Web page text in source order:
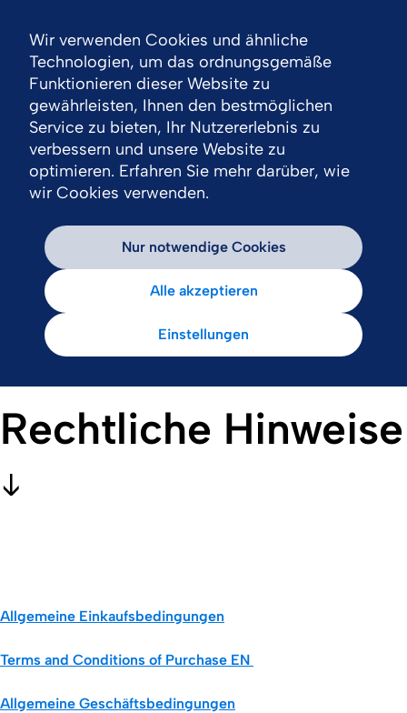
Rechtliche Hinweise
Allgemeine Einkaufsbedingungen
Terms and Conditions of Purchase EN
Allgemeine Geschäftsbedingungen
Wir verwenden Cookies und ähnliche
Technologien, um das ordnungsgemäße
Funktionieren dieser Website zu
gewährleisten, Ihnen den bestmöglichen
Service zu bieten, Ihr Nutzererlebnis zu
verbessern und unsere Website zu
optimieren. Erfahren Sie mehr darüber, wie
wir Cookies verwenden.
Nur notwendige Cookies
Alle akzeptieren
Einstellungen